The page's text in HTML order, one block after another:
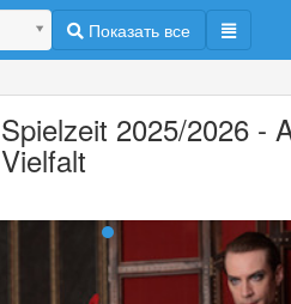
Показать все
Spielzeit 2025/2026 -
Vielfalt